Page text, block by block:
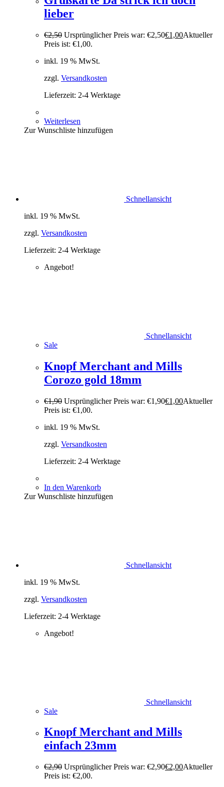
lieber
€2,50 Ursprünglicher Preis war: €2,50€1,00Aktueller
Preis ist: €1,00.
inkl. 19 % MwSt.
zzgl. Versandkosten
Lieferzeit: 2-4 Werktage
Weiterlesen
Zur Wunschliste hinzufügen
Schnellansicht
inkl. 19 % MwSt.
zzgl. Versandkosten
Lieferzeit: 2-4 Werktage
Angebot!
Schnellansicht
Sale
Knopf Merchant and Mills
Corozo gold 18mm
€1,90 Ursprünglicher Preis war: €1,90€1,00Aktueller
Preis ist: €1,00.
inkl. 19 % MwSt.
zzgl. Versandkosten
Lieferzeit: 2-4 Werktage
In den Warenkorb
Zur Wunschliste hinzufügen
Schnellansicht
inkl. 19 % MwSt.
zzgl. Versandkosten
Lieferzeit: 2-4 Werktage
Angebot!
Schnellansicht
Sale
Knopf Merchant and Mills
einfach 23mm
€2,90 Ursprünglicher Preis war: €2,90€2,00Aktueller
Preis ist: €2,00.